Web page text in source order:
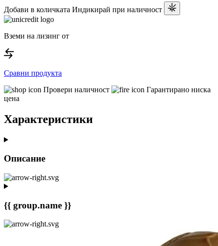
Добави в количката Индикирай при наличност
Вземи на лизинг от
Сравни продукта
Провери наличност
Гарантирано ниска
цена
Характеристики
Описание
{{ group.name }}